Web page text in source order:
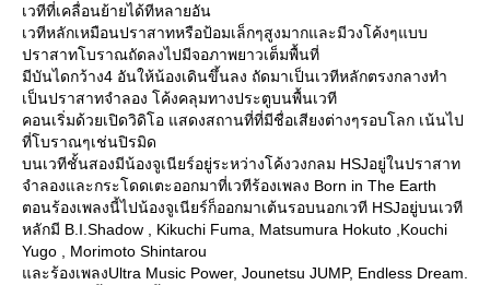
เวทีที่เคลื่อนย้ายได้ทีหลายอัน
เวทีหลักเหมือนปราสาทหรือป้อมเล็กๆสูงมากและมีวงโค้งๆแบบ
ปราสาทโบราณถัดลงไปมีจอภาพยาวเต็มพื้นที่
มีบันไดกว้าง4 อันให้น้องเดินขึ้นลง ถัดมาเป็นเวทีหลักตรงกลางทำ
เป็นปราสาทจำลอง โค้งคลุมทางประตูบนพื้นเวที
คอนเริ่มด้วยเปิดวิดิโอ แสดงสถานที่ที่มีชื่อเสียงต่างๆรอบโลก เน้นไป
ที่โบราณๆเช่นปิรมิด
บนเวทีชั้นสองมีน้องจูเนียร์อยู่ระหว่างโค้งวงกลม HSJอยู่ในปราสาท
จำลองและกระโดดเตะออกมาที่เวทีร้องเพลง Born in The Earth
ตอนร้องเพลงนี้ไปน้องจูเนียร์ก็ออกมาเต้นรอบนอกเวที HSJอยู่บนเวที
หลักมี B.I.Shadow , Kikuchi Fuma, Matsumura Hokuto ,Kouchi
Yugo , Morimoto Shintarou
ละร้องเพลงUltra Music Power, Jounetsu JUMP, Endless Dream.